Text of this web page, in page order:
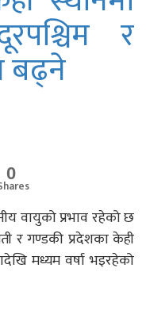
र
बढ्ने
0
वायुको प्रभाव रहेको छ
र गण्डकी प्रदेशका केही
मध्यम वर्षा भइरहेको